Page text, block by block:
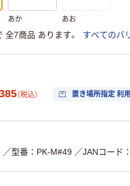
あか あお
全7商品 あります。
すべてのバ
（税込） 置き場所指定 利
／型番：PK-M#49 ／JANコード